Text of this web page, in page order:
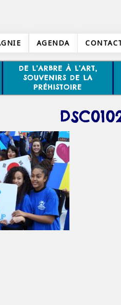
AGENDA
DE L’ARBRE À L’ART,
SOUVENIRS DE LA
PRÉHISTOIRE